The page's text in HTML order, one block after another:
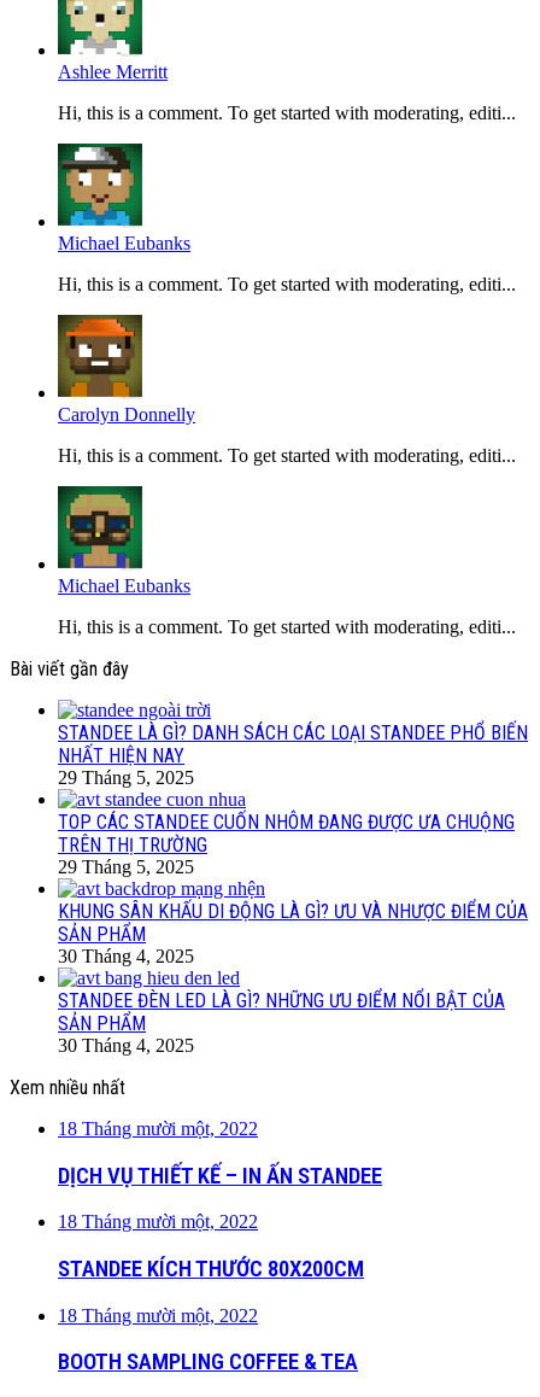
Ashlee Merritt
Hi, this is a comment. To get started with moderating, editi...
Michael Eubanks
Hi, this is a comment. To get started with moderating, editi...
Carolyn Donnelly
Hi, this is a comment. To get started with moderating, editi...
Michael Eubanks
Hi, this is a comment. To get started with moderating, editi...
Bài viết gần đây
STANDEE LÀ GÌ? DANH SÁCH CÁC LOẠI STANDEE PHỔ BIẾN
NHẤT HIỆN NAY
29 Tháng 5, 2025
TOP CÁC STANDEE CUỐN NHÔM ĐANG ĐƯỢC ƯA CHUỘNG
TRÊN THỊ TRƯỜNG
29 Tháng 5, 2025
KHUNG SÂN KHẤU DI ĐỘNG LÀ GÌ? ƯU VÀ NHƯỢC ĐIỂM CỦA
SẢN PHẨM
30 Tháng 4, 2025
STANDEE ĐÈN LED LÀ GÌ? NHỮNG ƯU ĐIỂM NỔI BẬT CỦA
SẢN PHẨM
30 Tháng 4, 2025
Xem nhiều nhất
18 Tháng mười một, 2022
DỊCH VỤ THIẾT KẾ – IN ẤN STANDEE
18 Tháng mười một, 2022
STANDEE KÍCH THƯỚC 80X200CM
18 Tháng mười một, 2022
BOOTH SAMPLING COFFEE & TEA